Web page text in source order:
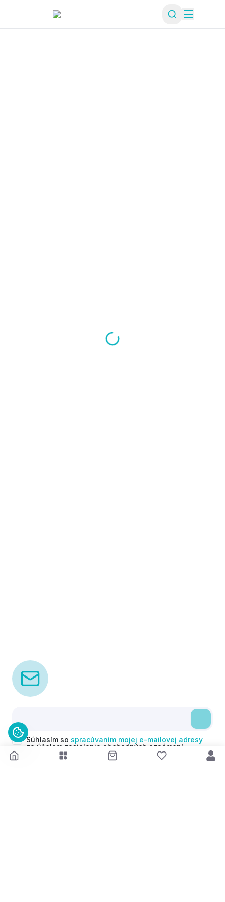
Súhlasím so spracúvaním mojej e-mailovej adresy
za účelom zasielania obchodných oznámení
(newsletterov) v súlade s čl. 6 ods. 1 písm. a)
Nariadenia GDPR. Svoj súhlas môžem kedykoľvek